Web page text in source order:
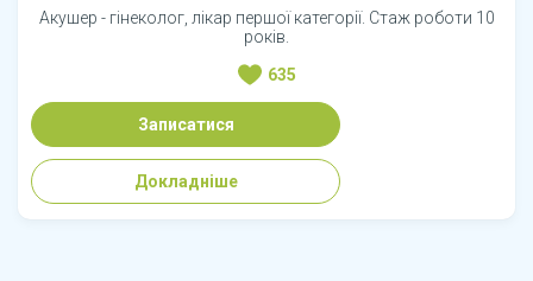
Акушер - гінеколог, лікар першої категорії. Стаж роботи 10
років.
635
Записатися
Докладніше